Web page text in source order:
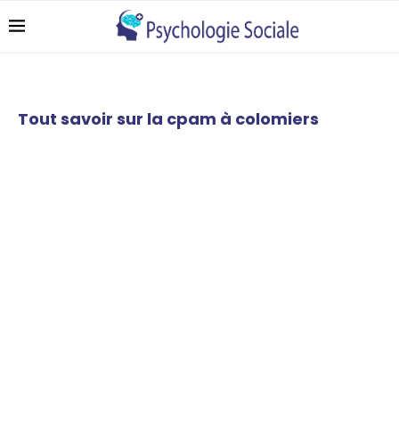
Tout savoir sur la cpam à colomiers